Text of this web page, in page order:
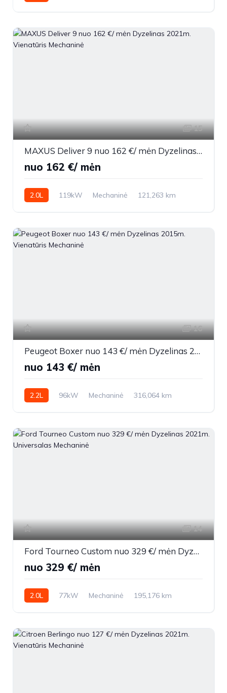
15
MAXUS Deliver 9 nuo 162 €/ mėn Dyzelinas 2021m. Vienatūris Mechaninė
nuo 162 €/ mėn
2.0L 119kW Mechaninė
121,263 km
16
Peugeot Boxer nuo 143 €/ mėn Dyzelinas 2015m. Vienatūris Mechaninė
nuo 143 €/ mėn
2.2L 96kW Mechaninė
316,064 km
14
Ford Tourneo Custom nuo 329 €/ mėn Dyzelinas 2021m. Universalas Mechaninė
nuo 329 €/ mėn
2.0L 77kW Mechaninė
195,176 km